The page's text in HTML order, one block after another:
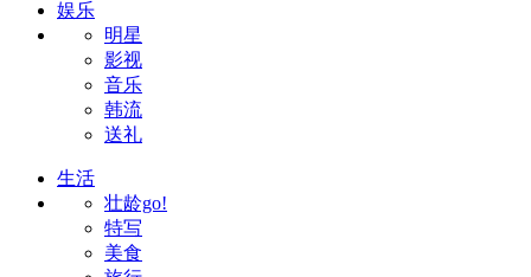
娱乐
明星
影视
音乐
韩流
送礼
生活
壮龄go!
特写
美食